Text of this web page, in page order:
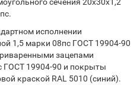
исполнении
1,5 марки 08пс ГОСТ 19904-90
зацепами
ГОСТ 19904-90 и покрыты
краской RAL 5010 (синий).